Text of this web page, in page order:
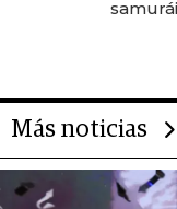
Más noticias